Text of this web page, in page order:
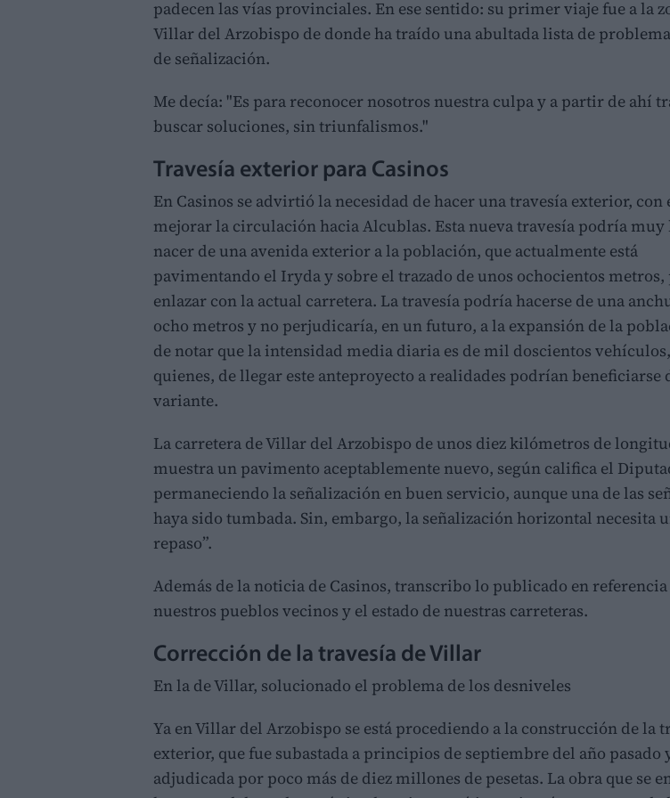
padecen las vías provinciales. En ese sentido: su primer viaje fue a la
Villar del Arzobispo de donde ha traído una abultada lista de
de señalización.
Me decía: "Es para reconocer nosotros nuestra culpa y a partir de ahí
buscar soluciones, sin triunfalismos."
Travesía exterior para Casinos
En Casinos se advirtió la necesidad de hacer una travesía exterior, con
mejorar la circulación hacia Alcublas. Esta nueva travesía podría muy
nacer de una avenida exterior a la población, que actualmente está
pavimentando el Iryda y sobre el trazado de unos ochocientos
enlazar con la actual carretera. La travesía podría hacerse de una
ocho metros y no perjudicaría, en un futuro, a la expansión de la
de notar que la intensidad media diaria es de mil doscientos vehículos,
quienes, de llegar este anteproyecto a realidades podrían beneficiarse
variante.
La carretera de Villar del Arzobispo de unos diez kilómetros de
muestra un pavimento aceptablemente nuevo, según califica el
permaneciendo la señalización en buen servicio, aunque una de las
haya sido tumbada. Sin, embargo, la señalización horizontal necesita
repaso”.
Además de la noticia de Casinos, transcribo lo publicado en referencia
nuestros pueblos vecinos y el estado de nuestras carreteras.
Corrección de la travesía de Villar
En la de Villar, solucionado el problema de los desniveles
Ya en Villar del Arzobispo se está procediendo a la construcción de la
exterior, que fue subastada a principios de septiembre del año pasado
adjudicada por poco más de diez millones de pesetas. La obra que se